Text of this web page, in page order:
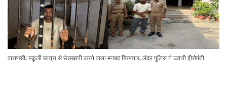
वाराणसी: स्कूली छात्रा से छेड़खानी करने वाला मनबढ़ गिरफ्तार, लंका पुलिस ने उतारी हीरोपंती